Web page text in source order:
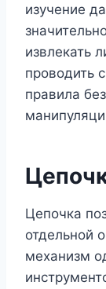
изучение
извлекать
проводить
правила
Цепочка
отдельной
механизм